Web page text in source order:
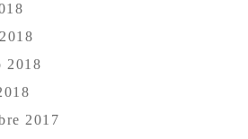
2018
2017